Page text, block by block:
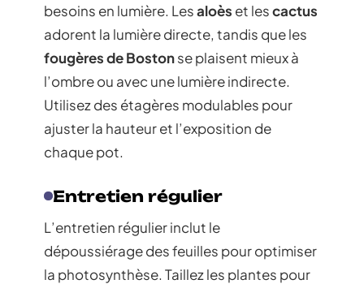
besoins en lumière. Lesaloès et lescactus
adorent la lumière directe, tandis que les
fougères de Bostonse plaisent mieux à
l’ombre ou avec une lumière indirecte.
Utilisez des étagères modulables pour
ajuster la hauteur et l’exposition de
chaque pot.
Entretien régulier
L’entretien régulier inclut le
dépoussiérage des feuilles pour optimiser
la photosynthèse. Taillez les plantes pour